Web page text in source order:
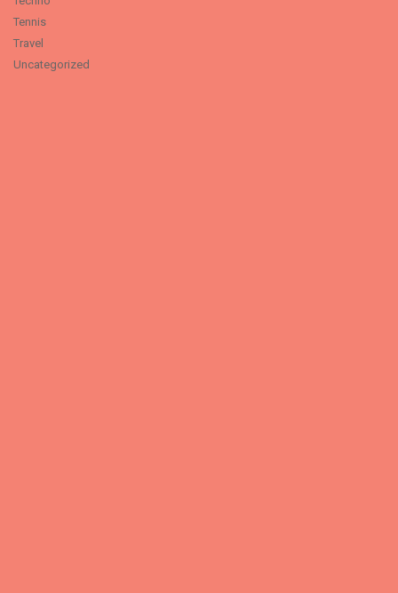
Tennis
Travel
Uncategorized